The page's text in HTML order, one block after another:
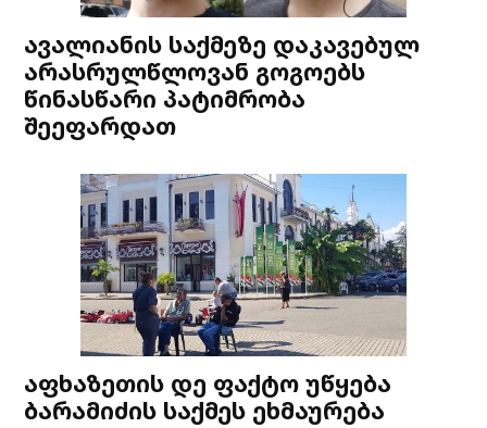
ავალიანის საქმეზე დაკავებულ
არასრულწლოვან გოგოებს
წინასწარი პატიმრობა
შეეფარდათ
აფხაზეთის დე ფაქტო უწყება
ბარამიძის საქმეს ეხმაურება